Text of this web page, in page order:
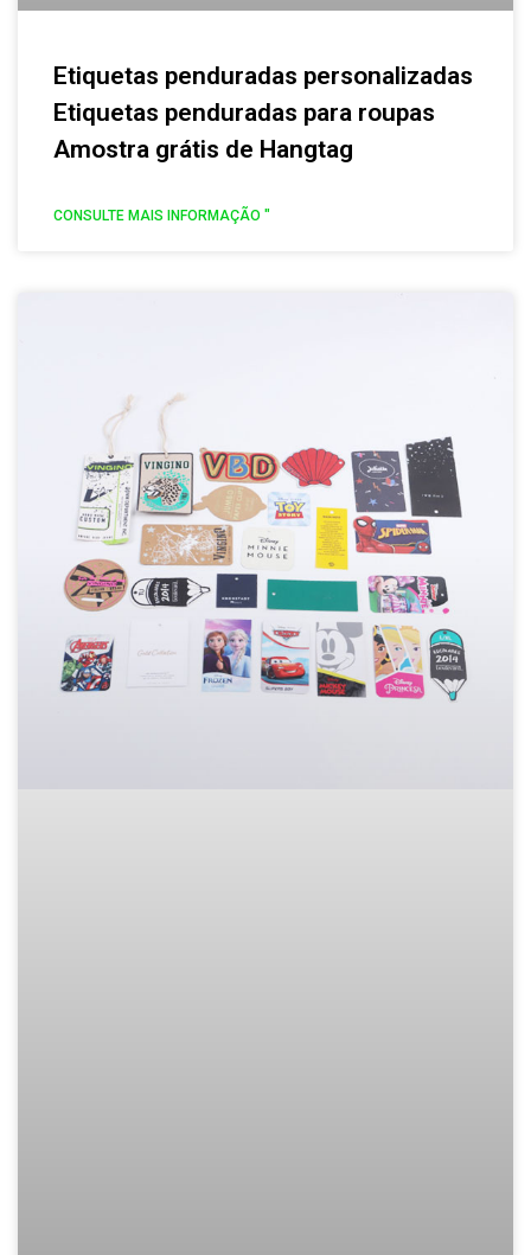
Etiquetas penduradas personalizadas
Etiquetas penduradas para roupas
Amostra grátis de Hangtag
CONSULTE MAIS INFORMAÇÃO "